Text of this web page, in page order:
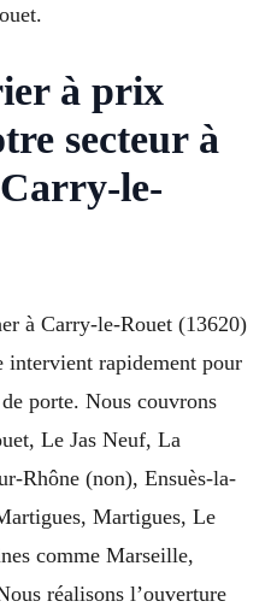
à prix
secteur à
le-
à Carry-le-Rouet (13620)
intervient rapidement pour
porte. Nous couvrons
Le Jas Neuf, La
Rhône (non), Ensuès-la-
Martigues, Le
comme Marseille,
réalisons l’ouverture